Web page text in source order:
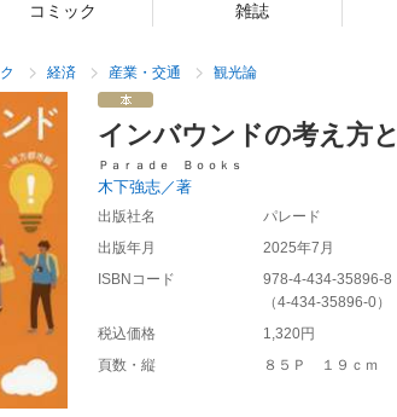
コミック 雑誌
経済 産業・交通 観光論
インバウンドの考え方
Ｐａｒａｄｅ Ｂｏｏｋｓ
木下強志／著
出版社名
パレード
出版年月
2025年7月
ISBNコード
978-4-434-35896-8
（4-434-35896-0）
税込価格
1,320円
頁数・縦
８５Ｐ １９ｃｍ